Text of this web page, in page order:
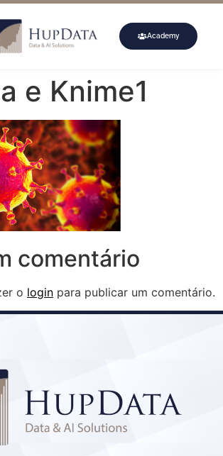
Academy
e Knime1
comentário
o login para publicar um comentário.